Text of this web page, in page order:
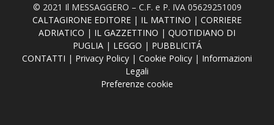
© 2021 Il MESSAGGERO – C.F. e P. IVA 05629251009
CALTAGIRONE EDITORE | IL MATTINO | CORRIERE
ADRIATICO | IL GAZZETTINO | QUOTIDIANO DI
PUGLIA| LEGGO | PUBBLICITÁ
CONTATTI | Privacy Policy | Cookie Policy | Informazioni
Legali
Preferenze cookie